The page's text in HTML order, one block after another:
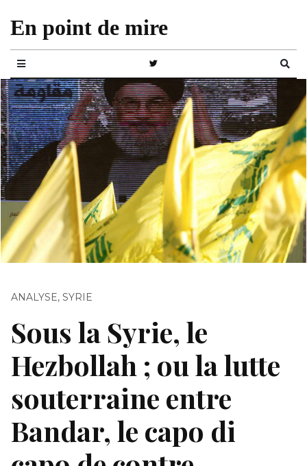
En point de mire
ANALYSE, SYRIE
Sous la Syrie, le
Hezbollah ; ou la lutte
souterraine entre
Bandar, le capo di